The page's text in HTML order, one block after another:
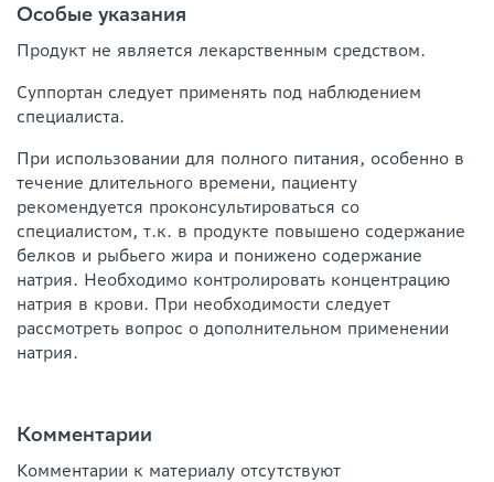
Особые указания
Продукт не является лекарственным средством.
Суппортан следует применять под наблюдением
специалиста.
При использовании для полного питания, особенно в
течение длительного времени, пациенту
рекомендуется проконсультироваться со
специалистом, т.к. в продукте повышено содержание
белков и рыбьего жира и понижено содержание
натрия. Необходимо контролировать концентрацию
натрия в крови. При необходимости следует
рассмотреть вопрос о дополнительном применении
натрия.
Комментарии
Комментарии к материалу отсутствуют